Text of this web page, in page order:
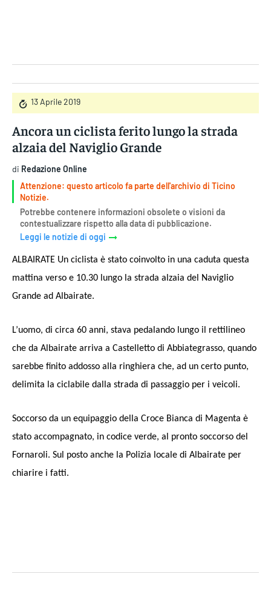
13 Aprile 2019
Ancora un ciclista ferito lungo la strada
alzaia del Naviglio Grande
di Redazione Online
Attenzione: questo articolo fa parte dell'archivio di Ticino
Notizie.
Potrebbe contenere informazioni obsolete o visioni da
contestualizzare rispetto alla data di pubblicazione.
Leggi le notizie di oggi
ALBAIRATE Un ciclista è stato coinvolto in una caduta questa
mattina verso e 10.30 lungo la strada alzaia del Naviglio
Grande ad Albairate.
L’uomo, di circa 60 anni, stava pedalando lungo il rettilineo
che da Albairate arriva a Castelletto di Abbiategrasso, quando
sarebbe finito addosso alla ringhiera che, ad un certo punto,
delimita la ciclabile dalla strada di passaggio per i veicoli.
Soccorso da un equipaggio della Croce Bianca di Magenta è
stato accompagnato, in codice verde, al pronto soccorso del
Fornaroli. Sul posto anche la Polizia locale di Albairate per
chiarire i fatti.